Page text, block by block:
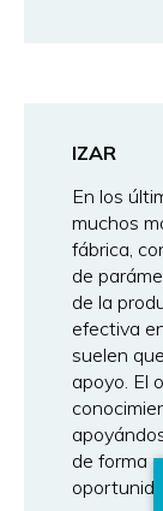
IZAR
En los
muchos
fábrica,
de
de la
efectiva
suelen
apoyo. El
de forma